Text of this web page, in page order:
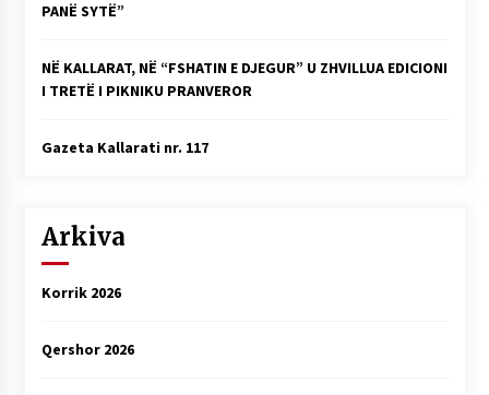
PANË SYTË”
NË KALLARAT, NË “FSHATIN E DJEGUR” U ZHVILLUA EDICIONI
I TRETË I PIKNIKU PRANVEROR
Gazeta Kallarati nr. 117
Arkiva
Korrik 2026
Qershor 2026